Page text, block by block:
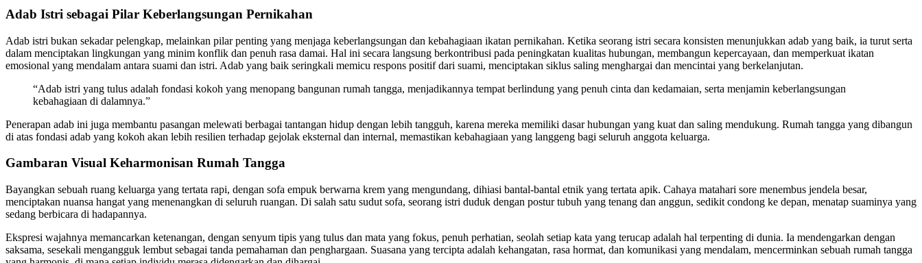
Adab Istri sebagai Pilar Keberlangsungan Pernikahan
Adab istri bukan sekadar pelengkap, melainkan pilar penting yang menjaga keberlangsungan dan kebahagiaan ikatan pernikahan. Ketika seorang istri secara konsisten menunjukkan adab yang baik, ia turut serta
dalam menciptakan lingkungan yang minim konflik dan penuh rasa damai. Hal ini secara langsung berkontribusi pada peningkatan kualitas hubungan, membangun kepercayaan, dan memperkuat ikatan
emosional yang mendalam antara suami dan istri. Adab yang baik seringkali memicu respons positif dari suami, menciptakan siklus saling menghargai dan mencintai yang berkelanjutan.
“Adab istri yang tulus adalah fondasi kokoh yang menopang bangunan rumah tangga, menjadikannya tempat berlindung yang penuh cinta dan kedamaian, serta menjamin keberlangsungan
kebahagiaan di dalamnya.”
Penerapan adab ini juga membantu pasangan melewati berbagai tantangan hidup dengan lebih tangguh, karena mereka memiliki dasar hubungan yang kuat dan saling mendukung. Rumah tangga yang dibangun
di atas fondasi adab yang kokoh akan lebih resilien terhadap gejolak eksternal dan internal, memastikan kebahagiaan yang langgeng bagi seluruh anggota keluarga.
Gambaran Visual Keharmonisan Rumah Tangga
Bayangkan sebuah ruang keluarga yang tertata rapi, dengan sofa empuk berwarna krem yang mengundang, dihiasi bantal-bantal etnik yang tertata apik. Cahaya matahari sore menembus jendela besar,
menciptakan nuansa hangat yang menenangkan di seluruh ruangan. Di salah satu sudut sofa, seorang istri duduk dengan postur tubuh yang tenang dan anggun, sedikit condong ke depan, menatap suaminya yang
sedang berbicara di hadapannya.
Ekspresi wajahnya memancarkan ketenangan, dengan senyum tipis yang tulus dan mata yang fokus, penuh perhatian, seolah setiap kata yang terucap adalah hal terpenting di dunia. Ia mendengarkan dengan
saksama, sesekali mengangguk lembut sebagai tanda pemahaman dan penghargaan. Suasana yang tercipta adalah kehangatan, rasa hormat, dan komunikasi yang mendalam, mencerminkan sebuah rumah tangga